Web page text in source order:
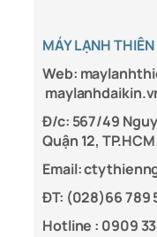
MÁY LẠNH
Web:
Đ/c: 567/49
Quận 12, TP.HCM
Email:
ĐT: (028)66 789
Hotline : 0909